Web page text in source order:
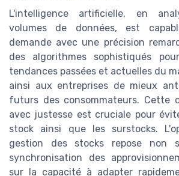
L'intelligence artificielle, en
volumes de données, est
demande avec une précision
des algorithmes sophistiqués
tendances passées et actuelles du
ainsi aux entreprises de mieux
futurs des consommateurs. Cette
avec justesse est cruciale pour
stock ainsi que les surstocks.
gestion des stocks repose non
synchronisation des
sur la capacité à adapter